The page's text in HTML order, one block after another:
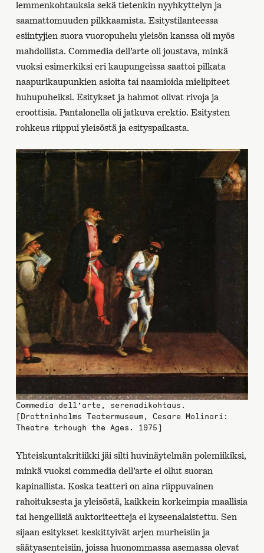
lemmenkohtauksia sekä tietenkin nyyhkyttelyn ja
saamattomuuden pilkkaamista. Esitystilanteessa
esiintyjien suora vuoropuhelu yleisön kanssa oli myös
mahdollista. Commedia dell’arte oli joustava, minkä
vuoksi esimerkiksi eri kaupungeissa saattoi pilkata
naapurikaupunkien asioita tai naamioida mielipiteet
huhupuheiksi. Esitykset ja hahmot olivat rivoja ja
eroottisia. Pantalonella oli jatkuva erektio. Esitysten
rohkeus riippui yleisöstä ja esityspaikasta.
Commedia dell’arte, serenadikohtaus.
[Drottninholms Teatermuseum, Cesare Molinari:
Theatre trhough the Ages. 1975]
Yhteiskuntakritiikki jäi silti huvinäytelmän polemiikiksi,
minkä vuoksi commedia dell’arte ei ollut suoran
kapinallista. Koska teatteri on aina riippuvainen
rahoituksesta ja yleisöstä, kaikkein korkeimpia maallisia
tai hengellisiä auktoriteetteja ei kyseenalaistettu. Sen
sijaan esitykset keskittyivät arjen murheisiin ja
säätyasenteisiin, joissa huonommassa asemassa olevat